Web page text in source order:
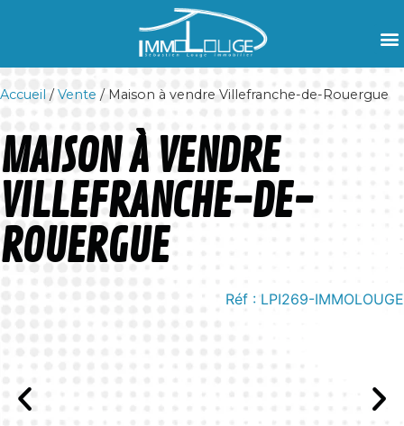
Accueil /Vente / Maison à vendre Villefranche-de-Rouergue
MAISON À VENDRE
VILLEFRANCHE-DE-
ROUERGUE
Réf : LPI269-IMMOLOUGE